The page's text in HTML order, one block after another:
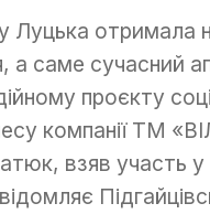
Луцька отримала
а саме сучасний
проєкту
компанії ТМ
взяв участь у